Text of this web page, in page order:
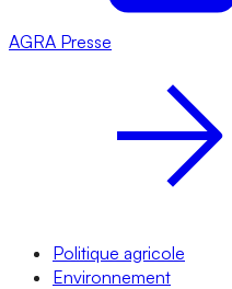
AGRA Presse
Politique agricole
Environnement